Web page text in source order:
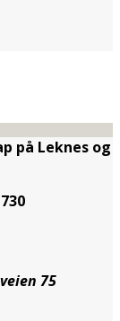
på Leknes og
75